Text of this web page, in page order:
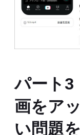
パート3
画をア
い問題